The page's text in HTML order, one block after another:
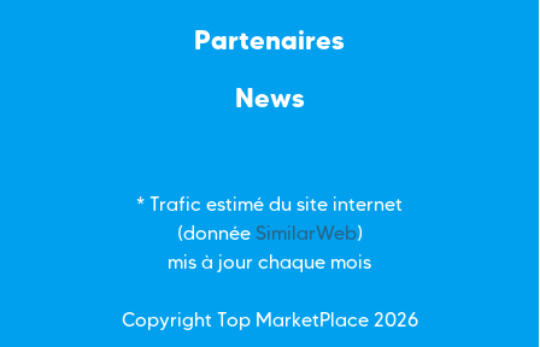
Partenaires
News
* Trafic estimé du site internet
(donnée SimilarWeb)
mis à jour chaque mois
Copyright Top MarketPlace2026